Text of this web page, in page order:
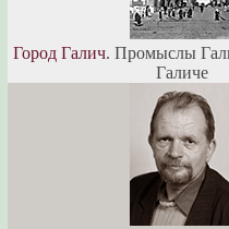
Город Галич. Промыслы
Галиче